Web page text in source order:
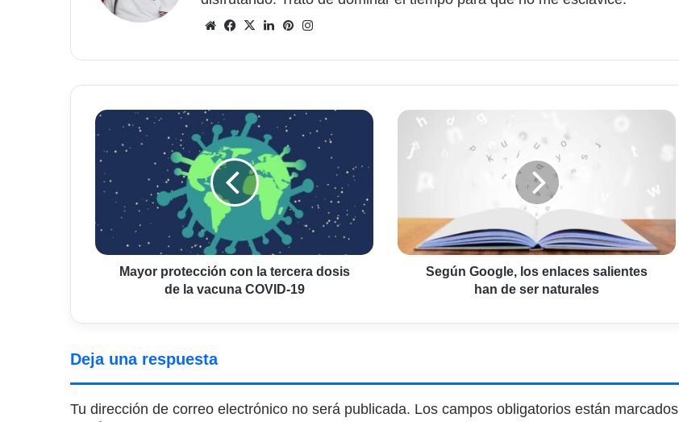
Sitio
Facebook
X LinkedInPinterest
Mayor
protección
con
la
tercera
dosis
de
la
vacuna
COVID-
Mayor protección con la tercera dosis
de la vacuna COVID-19
Según
los
de
naturales
Según Google, los enlaces salientes
han de ser naturales
Deja una respuesta
Tu dirección de correo electrónico no será publicada. Los campos obligatorios están marcados